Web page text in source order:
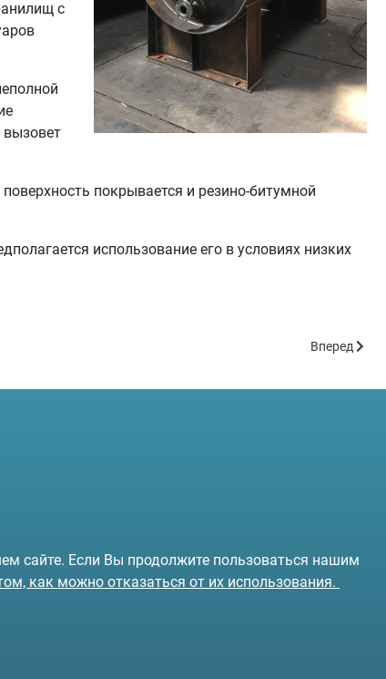
с
вызовет
покрывается и резино-битумной
использование его в условиях низких
Следующий:
Вперед
сайте. Если Вы продолжите пользоваться нашим
как можно отказаться от их использования.